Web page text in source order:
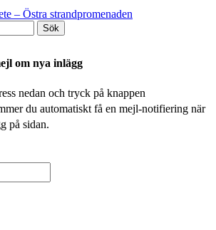
– Östra strandpromenaden
om nya inlägg
nedan och tryck på knappen
du automatiskt få en mejl-notifiering när
på sidan.